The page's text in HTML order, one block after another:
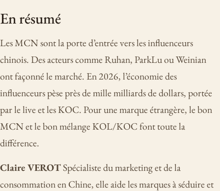
En résumé
Les MCN sont la porte d’entrée vers les influenceurs
chinois. Des acteurs comme Ruhan, ParkLu ou Weinian
ont façonné le marché. En 2026, l’économie des
influenceurs pèse près de mille milliards de dollars, portée
par le live et les KOC. Pour une marque étrangère, le bon
MCN et le bon mélange KOL/KOC font toute la
différence.
Claire VEROTSpécialiste du marketing et de la
consommation en Chine, elle aide les marques à séduire et